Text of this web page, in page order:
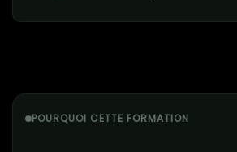
POURQUOI CETTE FORMATION